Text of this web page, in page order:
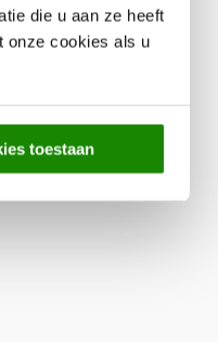
die u aan ze heeft
onze cookies als u
toestaan